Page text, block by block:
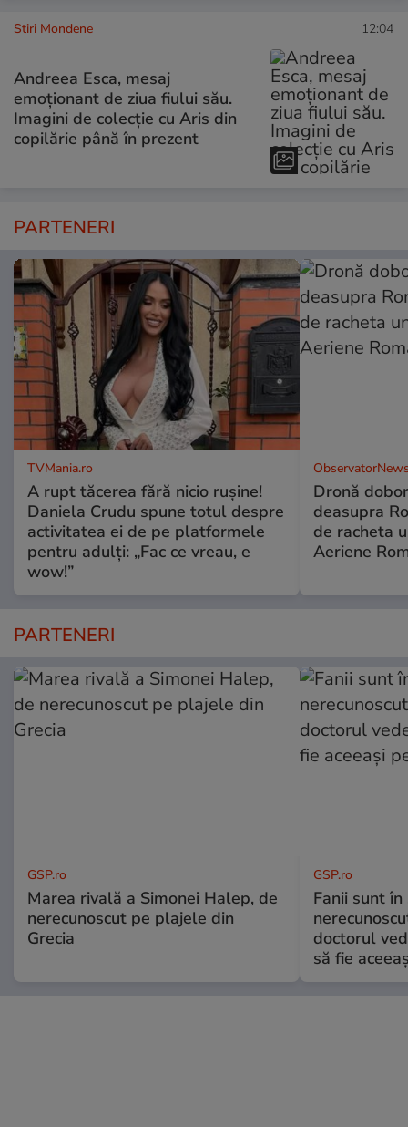
Stiri Mondene 12:04
Andreea Esca, mesaj
emoționant de ziua fiului său.
Imagini de colecție cu Aris din
copilărie până în prezent
PARTENERI
TVMania.ro
A rupt tăcerea fără nicio rușine!
Daniela Crudu spune totul despre
activitatea ei de pe platformele
pentru adulți: „Fac ce vreau, e
wow!”
Dronă
deasupra
de racheta
Aeriene
PARTENERI
GSP.ro
Marea rivală a Simonei Halep, de
nerecunoscut pe plajele din
Grecia
GSP.ro
Fanii sunt în
doctorul
să fie